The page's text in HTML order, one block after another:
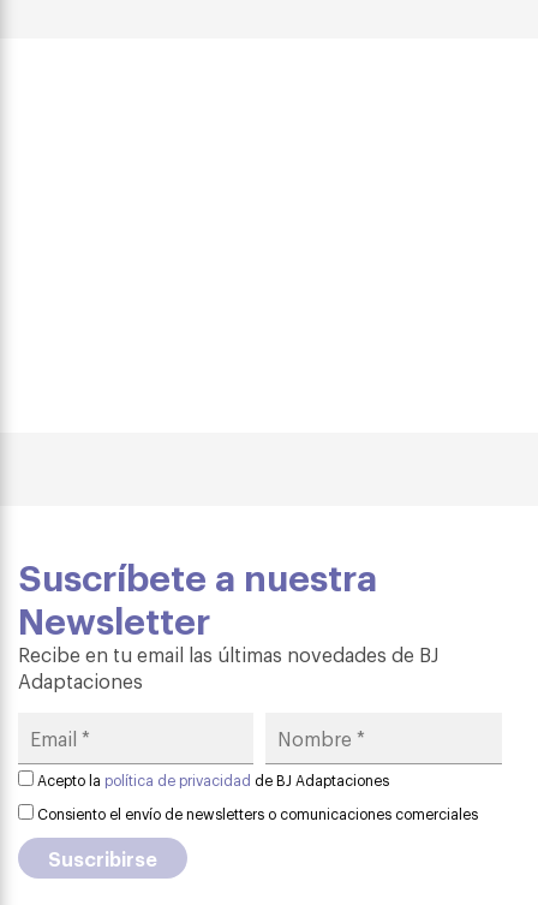
Suscríbete a nuestra
Newsletter
Recibe en tu email las últimas novedades de BJ
Adaptaciones
Acepto la política de privacidad de BJ Adaptaciones
Consiento el envío de newsletters o comunicaciones comerciales